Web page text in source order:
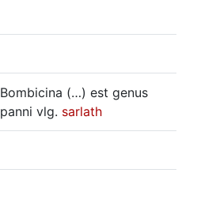
Bombicina (…) est genus
panni vlg. sarlath